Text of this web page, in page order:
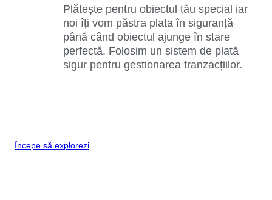
Plătește pentru obiectul tău special iar
noi îți vom păstra plata în siguranță
până când obiectul ajunge în stare
perfectă. Folosim un sistem de plată
sigur pentru gestionarea tranzacțiilor.
Începe să explorezi